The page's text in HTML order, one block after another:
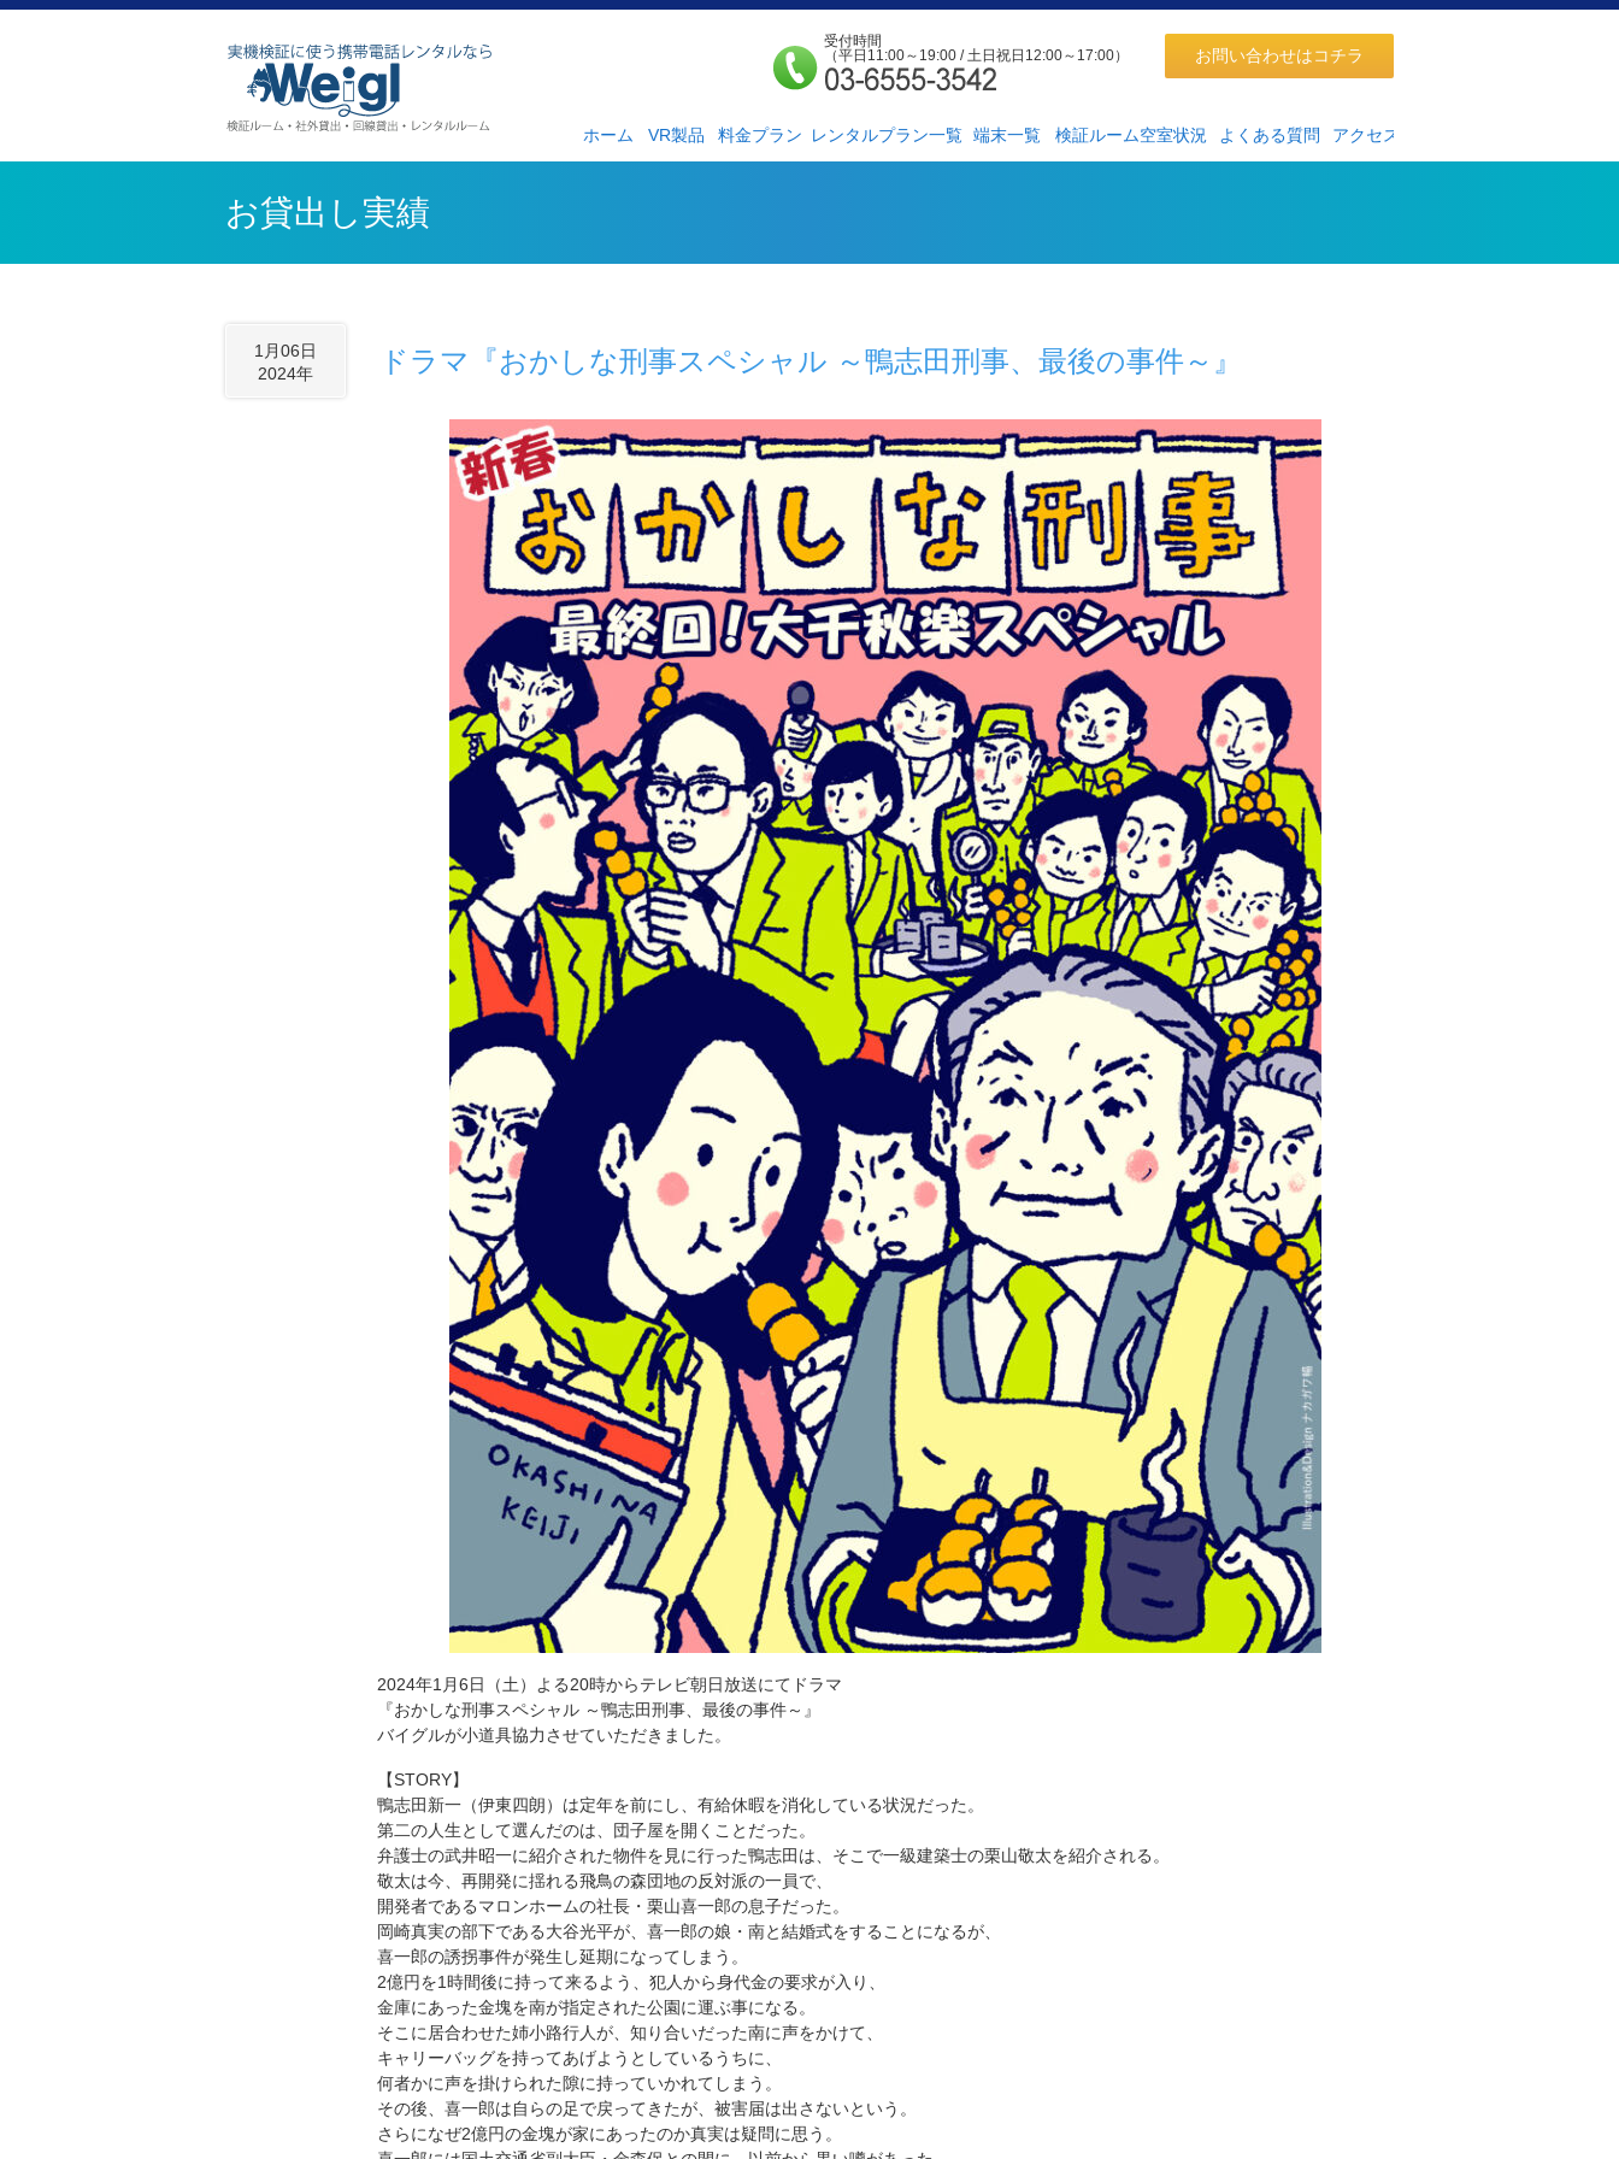
お問い合わせはコチラ
受付時間
（平日11:00～19:00 / 土日祝日12:00～17:00）
ホーム VR製品 料金プラン レンタルプラン一覧 端末一覧 検証ルーム空室状況 よくある質問 アクセス
お貸出し実績
1月06日
2024年
ドラマ『おかしな刑事スペシャル ～鴨志田刑事、最後の事件～』
2024年1月6日（土）よる20時からテレビ朝日放送にてドラマ
『おかしな刑事スペシャル ～鴨志田刑事、最後の事件～』
バイグルが小道具協力させていただきました。
【STORY】
鴨志田新一（伊東四朗）は定年を前にし、有給休暇を消化している状況だった。
第二の人生として選んだのは、団子屋を開くことだった。
弁護士の武井昭一に紹介された物件を見に行った鴨志田は、そこで一級建築士の栗山敬太を紹介される。
敬太は今、再開発に揺れる飛鳥の森団地の反対派の一員で、
開発者であるマロンホームの社長・栗山喜一郎の息子だった。
岡崎真実の部下である大谷光平が、喜一郎の娘・南と結婚式をすることになるが、
喜一郎の誘拐事件が発生し延期になってしまう。
2億円を1時間後に持って来るよう、犯人から身代金の要求が入り、
金庫にあった金塊を南が指定された公園に運ぶ事になる。
そこに居合わせた姉小路行人が、知り合いだった南に声をかけて、
キャリーバッグを持ってあげようとしているうちに、
何者かに声を掛けられた隙に持っていかれてしまう。
その後、喜一郎は自らの足で戻ってきたが、被害届は出さないという。
さらになぜ2億円の金塊が家にあったのか真実は疑問に思う。